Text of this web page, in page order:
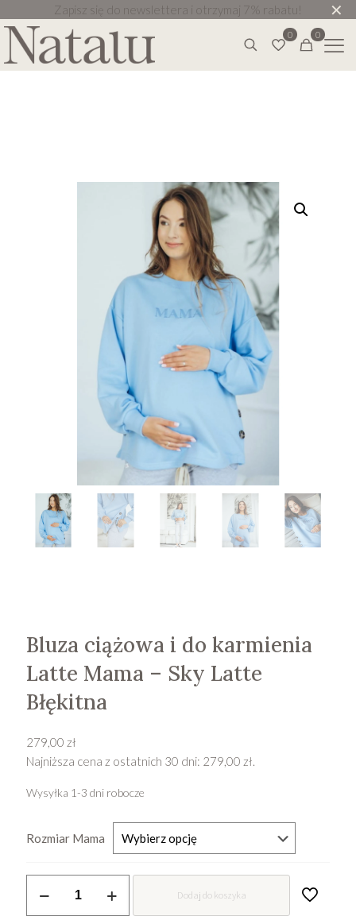
Zapisz się do newslettera i otrzymaj 7% rabatu! ✕
0 0
Bluza ciążowa i do karmienia
Latte Mama – Sky Latte
Błękitna
279,00 zł
Najniższa cena z ostatnich 30 dni: 279,00 zł.
Wysyłka 1-3 dni robocze
Rozmiar Mama
Dodaj do koszyka